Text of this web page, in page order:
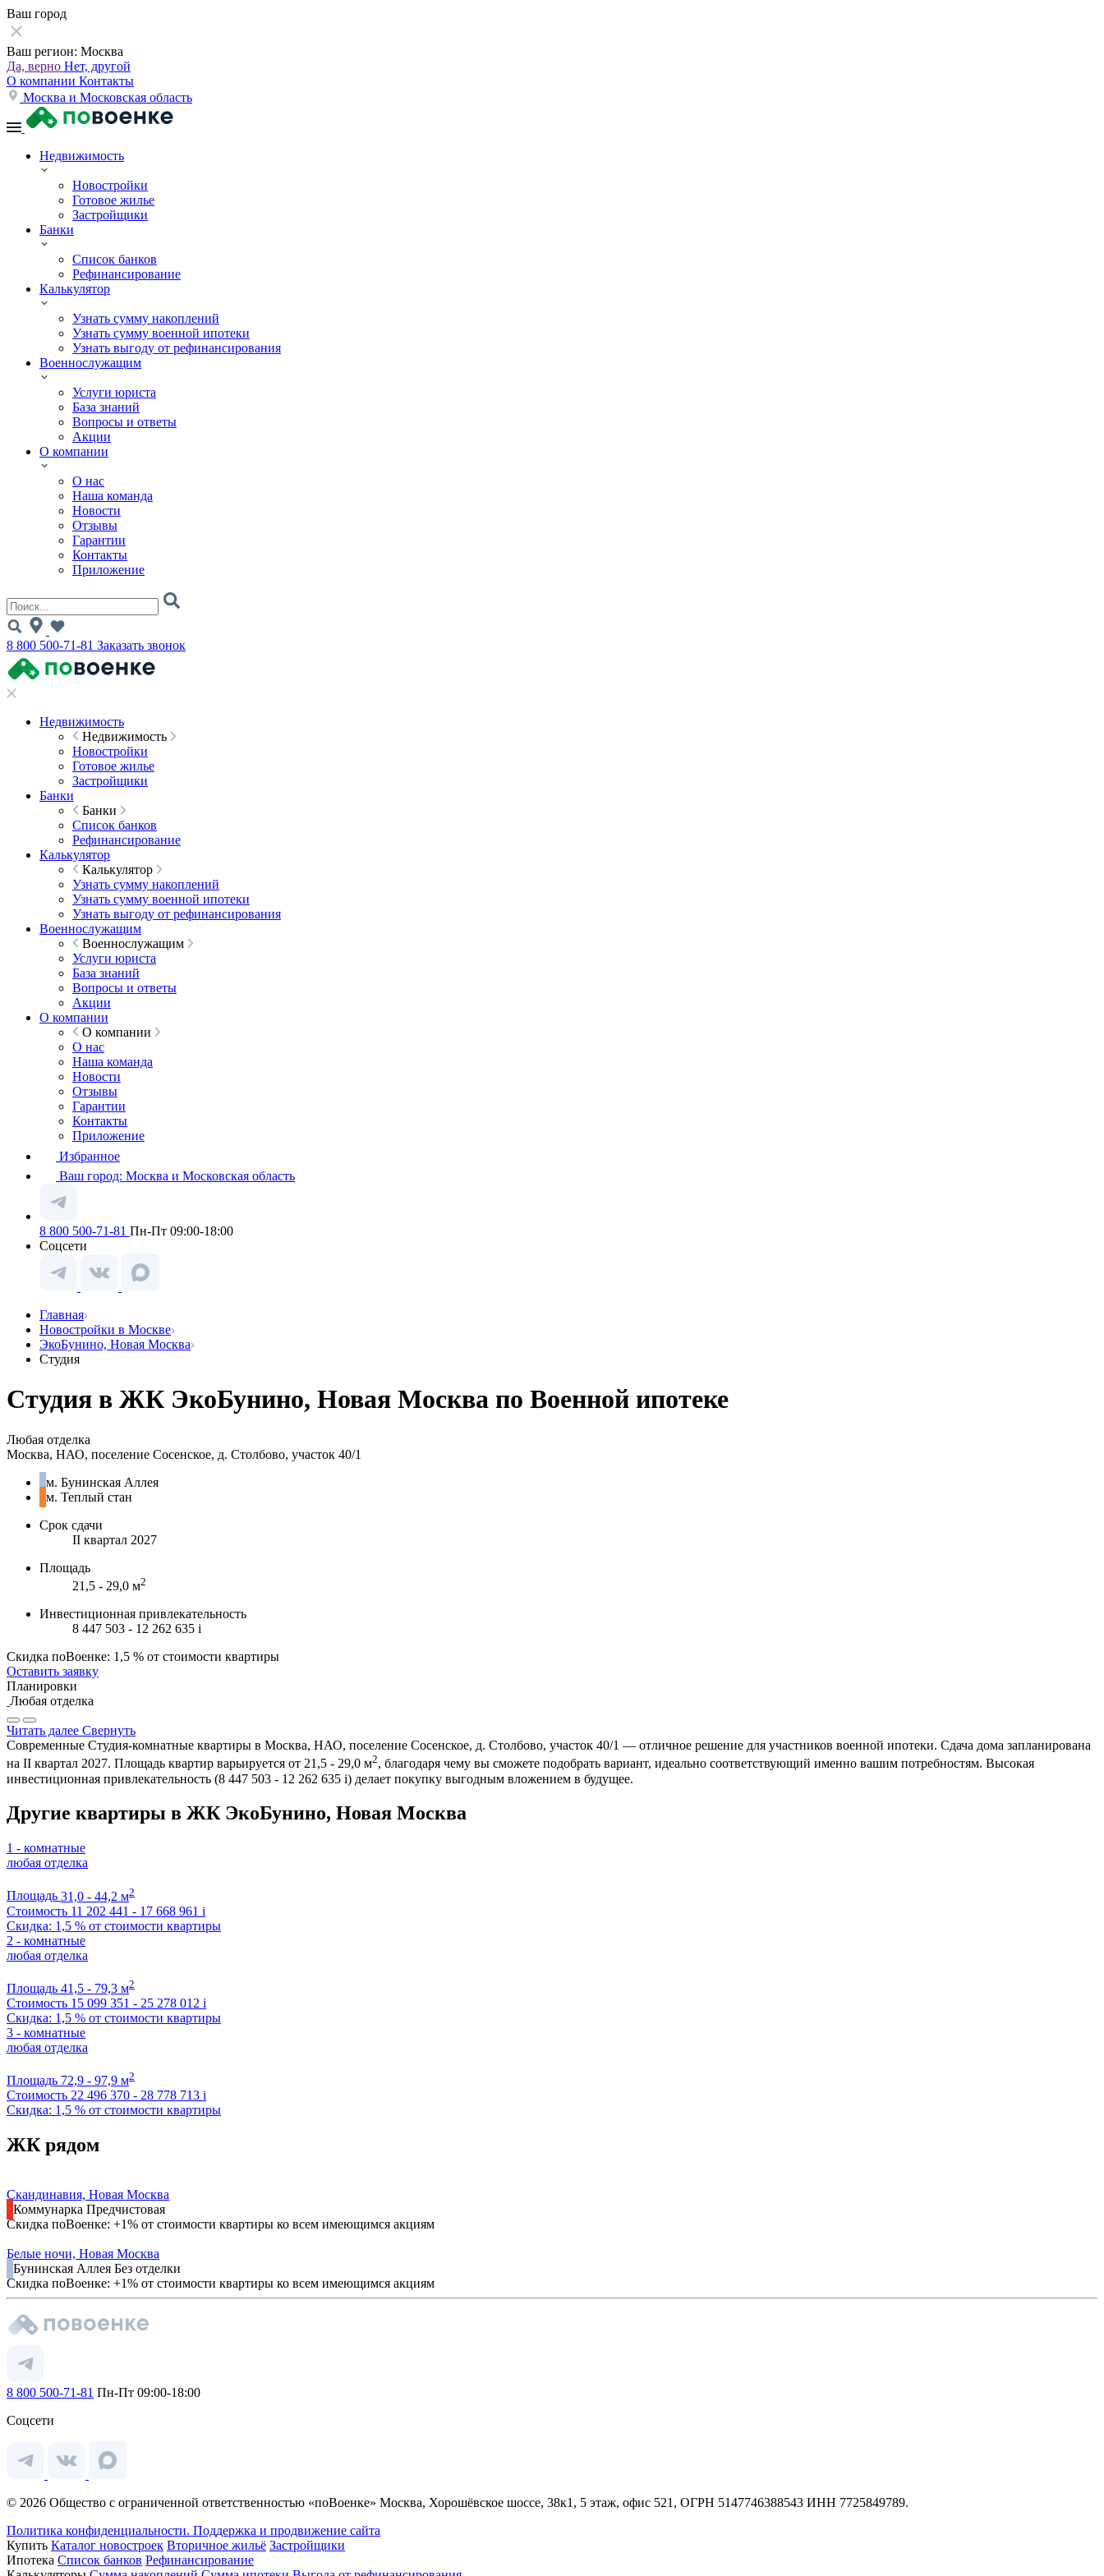
Ваш город
Ваш регион: Москва
Да, верно Нет, другой
О компании Контакты
Москва и Московская область
Недвижимость
Новостройки
Готовое жилье
Застройщики
Банки
Список банков
Рефинансирование
Калькулятор
Узнать сумму накоплений
Узнать сумму военной ипотеки
Узнать выгоду от рефинансирования
Военнослужащим
Услуги юриста
База знаний
Вопросы и ответы
Акции
О компании
О нас
Наша команда
Новости
Отзывы
Гарантии
Контакты
Приложение
8 800 500-71-81 Заказать звонок
Недвижимость
Недвижимость
Новостройки
Готовое жилье
Застройщики
Банки
Банки
Список банков
Рефинансирование
Калькулятор
Калькулятор
Узнать сумму накоплений
Узнать сумму военной ипотеки
Узнать выгоду от рефинансирования
Военнослужащим
Военнослужащим
Услуги юриста
База знаний
Вопросы и ответы
Акции
О компании
О компании
О нас
Наша команда
Новости
Отзывы
Гарантии
Контакты
Приложение
Избранное
Ваш город: Москва и Московская область
8 800 500-71-81 Пн-Пт 09:00-18:00
Соцсети
Главная
Новостройки в Москве
ЭкоБунино, Новая Москва
Студия
Студия в ЖК ЭкоБунино, Новая Москва по Военной ипотеке
Любая отделка
Москва, НАО, поселение Сосенское, д. Столбово, участок 40/1
м. Бунинская Аллея
м. Теплый стан
Срок сдачи
II квартал 2027
Площадь
21,5 - 29,0 м2
Инвестиционная привлекательность
8 447 503 - 12 262 635 i
Скидка поВоенке: 1,5 % от стоимости квартиры
Оставить заявку
Планировки
Любая отделка
Читать далее Свернуть
Современные Студия-комнатные квартиры в Москва, НАО, поселение Сосенское, д. Столбово, участок 40/1 — отличное решение для участников военной ипотеки. Сдача дома запланирована
на II квартал 2027. Площадь квартир варьируется от 21,5 - 29,0 м2, благодаря чему вы сможете подобрать вариант, идеально соответствующий именно вашим потребностям. Высокая
инвестиционная привлекательность (8 447 503 - 12 262 635 i) делает покупку выгодным вложением в будущее.
Другие квартиры в ЖК ЭкоБунино, Новая Москва
1 - комнатные
любая отделка
Площадь 31,0 - 44,2 м2
Стоимость 11 202 441 - 17 668 961 i
Скидка: 1,5 % от стоимости квартиры
2 - комнатные
любая отделка
Площадь 41,5 - 79,3 м2
Стоимость 15 099 351 - 25 278 012 i
Скидка: 1,5 % от стоимости квартиры
3 - комнатные
любая отделка
Площадь 72,9 - 97,9 м2
Стоимость 22 496 370 - 28 778 713 i
Скидка: 1,5 % от стоимости квартиры
ЖК рядом
Скандинавия, Новая Москва
Коммунарка Предчистовая
Скидка поВоенке: +1% от стоимости квартиры ко всем имеющимся акциям
Белые ночи, Новая Москва
Бунинская Аллея Без отделки
Скидка поВоенке: +1% от стоимости квартиры ко всем имеющимся акциям
8 800 500-71-81 Пн-Пт 09:00-18:00
Соцсети
© 2026 Общество с ограниченной ответственностью «поВоенке» Москва, Хорошёвское шоссе, 38к1, 5 этаж, офис 521, ОГРН 5147746388543 ИНН 7725849789.
Политика конфиденциальности. Поддержка и продвижение сайта
Купить Каталог новостроек Вторичное жильё Застройщики
Ипотека Список банков Рефинансирование